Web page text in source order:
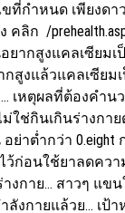
ที่กำหนด เพียงด
คลิก /
ยากสูงแคลเซีย
สูงแล้วแคลเซีย
เหตุผลที่ต้องคำน
ช่กินเกินร่างกา
ย่าต่ำกว่า
ว้ก่อนใช้ยาลดคว
กาย… สาวๆ แข
งกายแล้วย… เป้